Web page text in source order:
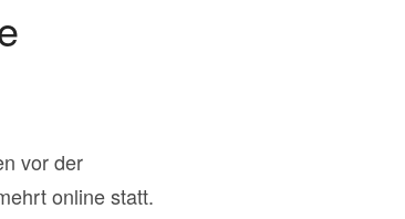
vor der
online statt.